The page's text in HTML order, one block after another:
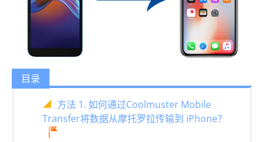
目录
方法 1. 如何通过Coolmuster Mobile
Transfer将数据从摩托罗拉传输到 iPhone？